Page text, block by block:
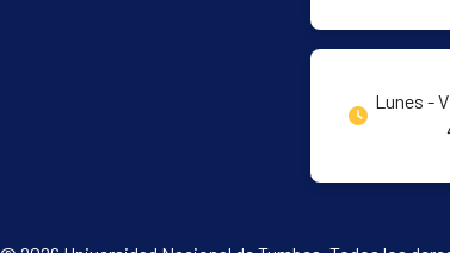
Lunes -